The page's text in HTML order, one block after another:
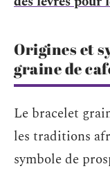
Origines et
graine de
Le bracelet
les traditions
symbole de